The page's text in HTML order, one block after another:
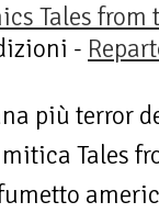
Tales from
-
più terror
Tales